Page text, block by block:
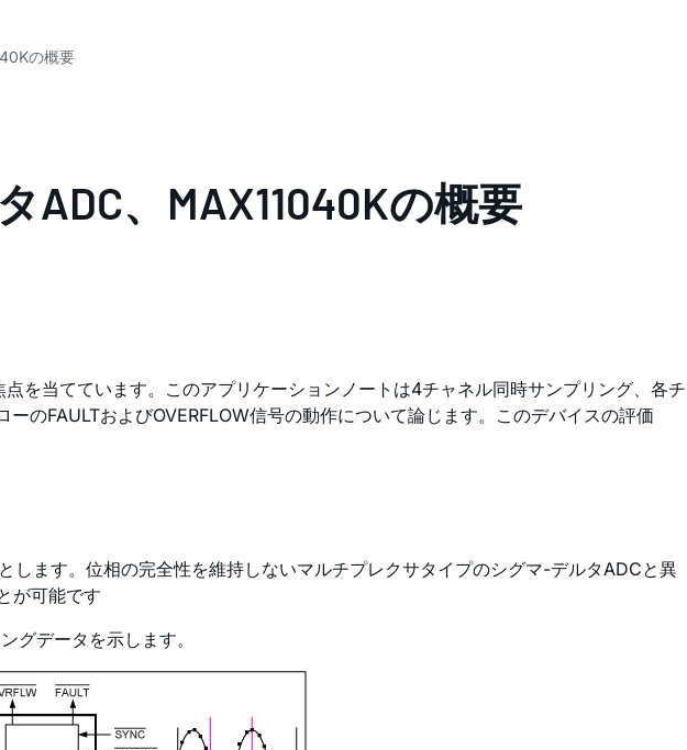
の概要
、MAX11040Kの概要
を当てています。このアプリケーションノートは4チャネル同時サンプリング、各チ
のFAULTおよびOVERFLOW信号の動作について論じます。このデバイスの評価
ます。位相の完全性を維持しないマルチプレクサタイプのシグマ-デルタADCと異
が可能です
グデータを示します。